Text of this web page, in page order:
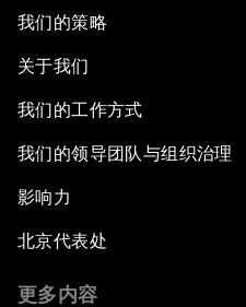
我们的策略
关于我们
我们的工作方式
我们的领导团队与组织治理
影响力
北京代表处
更多内容